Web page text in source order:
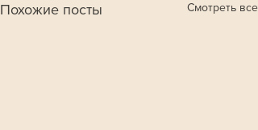
Похожие посты Смотреть все